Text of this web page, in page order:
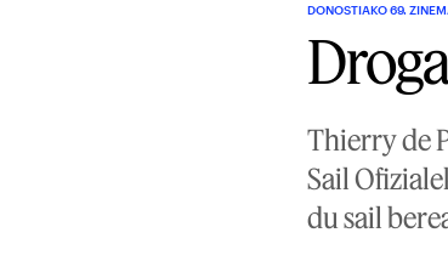
DONOSTIAKO 69.
Thierry de
Sail
du sail